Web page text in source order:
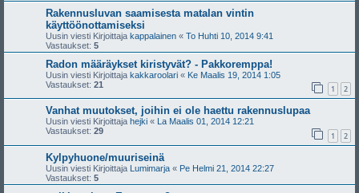
Rakennusluvan saamisesta matalan vintin
käyttöönottamiseksi
Uusin viesti Kirjoittaja kappalainen « To Huhti 10, 2014 9:41
Vastaukset: 5
Radon määräykset kiristyvät? - Pakkoremppa!
Uusin viesti Kirjoittaja kakkaroolari « Ke Maalis 19, 2014 1:05
Vastaukset: 21 1 2
Vanhat muutokset, joihin ei ole haettu rakennuslupaa
Uusin viesti Kirjoittaja hejki «
La Maalis 01, 2014 12:21
Vastaukset: 29 1 2
Kylpyhuone/muuriseinä
Uusin viesti Kirjoittaja Lumimarja « Pe Helmi 21, 2014 22:27
Vastaukset: 5